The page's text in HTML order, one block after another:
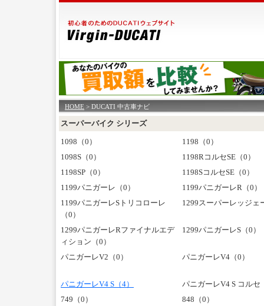
HOME > DUCATI 中古車ナビ
スーパーバイク シリーズ
1098（0）
1198（0）
1098S（0）
1198RコルセSE（0）
1198SP（0）
1198SコルセSE（0）
1199パニガーレ（0）
1199パニガーレR（0）
1199パニガーレSトリコローレ
（0）
1299スーパーレッジェ
1299パニガーレRファイナルエデ
ィション（0）
1299パニガーレS（0）
パニガーレV2（0） パニガーレV4（0）
パニガーレV4 S（4）
パニガーレV4 S コルセ
749（0）
848（0）